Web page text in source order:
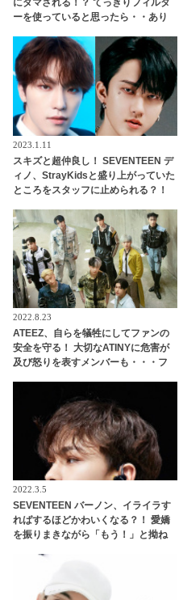
にダマされる！？ てっきりフィルタ
ーを使っていると思ったら・・あり
かず[動画]
2023.1.11
スキズと超仲良し！ SEVENTEEN デ
ィノ、StrayKidsと盛り上がっていた
ところをスタッフに止められる？！
元へ連行・・ かわいすぎる一部始終
に爆笑
2022.8.23
ATEEZ、自らを犠牲にしてファンの
安全を守る！ 大切なATINYに危害が
及び怒りを表すメンバーも・・・フ
2022.3.5
SEVENTEEN バーノン、イライラす
ればするほどかわいくなる？！ 愛嬌
を振りまきながら「もう！」と拗ね